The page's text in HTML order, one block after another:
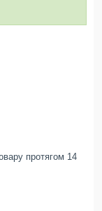
протягом 14